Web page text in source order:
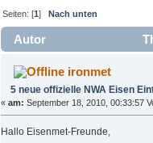
Seiten: [1]Nach unten
Autor
Einträge (Gelesen 4629
ironmet
5 neue offizielle NWA Eisen
« am: September 18, 2010, 00:33:57
Hallo Eisenmet-Freunde,